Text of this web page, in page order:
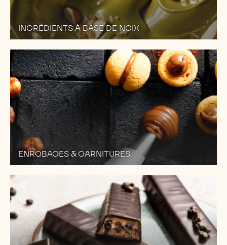
INGRÉDIENTS À BASE DE NOIX
ENROBAGES & GARNITURES